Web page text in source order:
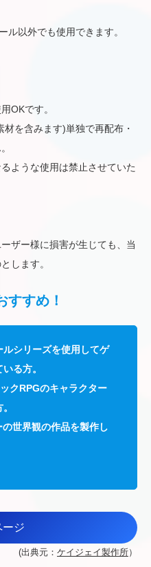
ル以外でも使用できます。
OKです。
材を含みます)単独で再配布・
ような使用は禁止させていた
ザー様に損害が生じても、当
します。
すすめ！
シリーズを使用してゲ
る方。
クRPGのキャラクター
世界観の作品を製作し
ージ
(出典元： ケイジェイ製作所）